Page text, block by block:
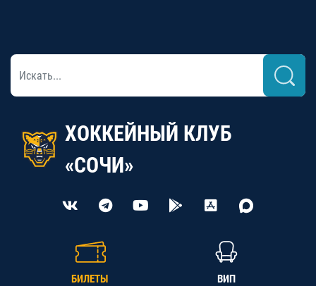
ХОККЕЙНЫЙ КЛУБ
«СОЧИ»
БИЛЕТЫ ВИП